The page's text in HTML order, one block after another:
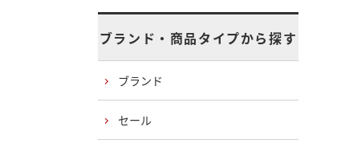
ブランド・商品タイプから探す
ブランド
セール